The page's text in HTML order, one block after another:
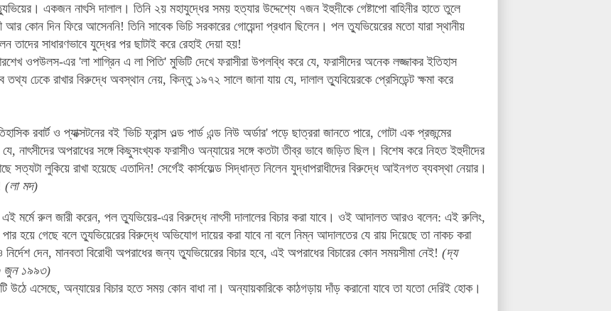
। একজন নাৎসিদালাল। তিনি ২য় মহাযুদ্ধের সময়হত্যার উদ্দেশ্যে৭জনইহুদীকে গেষ্টাপো বাহিনীর হাতেতুলে
আর কোন দিন ফিরেআসেননি! তিনিসাবেক ভিচি সরকারের গোয়েন্দা প্রধানছিলেন। পলত্যুভিয়েরের মতো যারাস্থানীয়
তাদেরসাধারণভাবেযুদ্ধেরপরছাটাই করে রেহাইদেয়াহয়!
ওপউলস-এর'লা শাগ্রিন এ লা পিতি' মুভিটি দেখে ফরাসীরা উপলব্ধি করে যে, ফরাসীদের অনেক লজ্জাকর ইতিহাস
তথ্য ঢেক রাখার বিরুদ্ধে অবস্থান নেয়, কিন্তু ১৯৭২ সালে জানা যায় যে,দালাল ত্যুবিয়েরকে প্রেসিডেন্ট ক্ষমা করে
রবার্ট ও প্যাক্সটনের বই'ভিচি ফ্রান্স ওল্ড পার্ড এন্ড নিউ অর্ডার' পড়ে ছাত্ররা জানতে পারে, গোটা এক প্রজন্মের
যে, নাৎসীদের অপরাধের সঙ্গে কিছুসংখ্যক ফরাসীও অন্যায়ের সঙ্গে কতটা তীব্র ভাবে জড়িত ছিল। বিশেষ করে নিহত ইহুদীদের
সত্যটা লুকিয়ে রাখা হয়েছে এতাদিন! সের্গেই কার্সফেল্ড সিদ্ধান্ত নিলেন যুদ্ধাপরাধীদের বিরুদ্ধে আইনগত ব্যবস্থা নেয়ার।
(লা মদ)
এই মর্মে রুল জারী করেন, পল ত্যুভিয়ের-এর বিরুদ্ধে নাৎসী দালালের বিচার করা যাবে। ওই আদালত আরও বলেন: এই রুলিং,
পার হয়ে গেছে বলে ত্যুভিয়েরের বিরুদ্ধে অভিযোগ দায়ের করা যাবে না বলে নিম্ন আদালতের যে রায় দিয়েছে তা নাকচ করা
নির্দেশ দেন, মানবতা বিরোধী অপরাধের জন্য ত্যুভিয়েরের বিচার হবে, এই অপরাধের বিচারের কোন সময়সীমা নেই! (দ্য
জুন ১৯৯৩)
উঠে এসেছে, অন্যায়ের বিচার হতে সময় কোন বাধা না। অন্যায়কারিকে কাঠগড়ায় দাঁড় করানো যাবে তা যতো দেরিই হোক।